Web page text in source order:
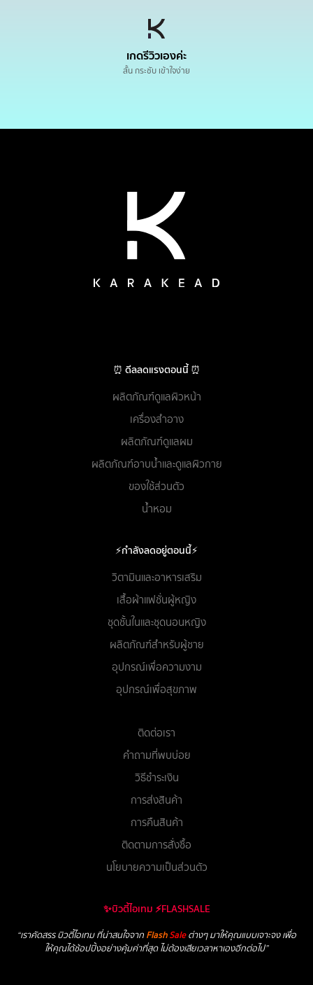
เกดรีวิวเองค่ะ
สั้น กระชับ เข้าใจง่าย
⏰ ดีลลดแรงตอนนี้ ⏰
ผลิตภัณฑ์ดูแลผิวหน้า
เครื่องสำอาง
ผลิตภัณฑ์ดูแลผม
ผลิตภัณฑ์อาบน้ำและดูแลผิวกาย
ของใช้ส่วนตัว
น้ำหอม
⚡กำลังลดอยู่ตอนนี้⚡
วิตามินและอาหารเสริม
เสื้อผ้าแฟชั่นผู้หญิง
ชุดชั้นในและชุดนอนหญิง
ผลิตภัณฑ์สำหรับผู้ชาย
อุปกรณ์เพื่อความงาม
อุปกรณ์เพื่อสุขภาพ
ติดต่อเรา
คำถามที่พบบ่อย
วิธีชำระเงิน
การส่งสินค้า
การคืนสินค้า
ติดตามการสั่งซื้อ
นโยบายความเป็นส่วนตัว
✨บิวตี้ไอเทม ⚡FLASHSALE
“เราคัดสรร บิวตี้ไอเทม ที่น่าสนใจจาก FlashSaleต่างๆ มาให้คุณแบบเจาะจง เพื่อ
ให้คุณได้ช้อปปิ้งอย่างคุ้มค่าที่สุด ไม่ต้องเสียเวลาหาเองอีกต่อไป”